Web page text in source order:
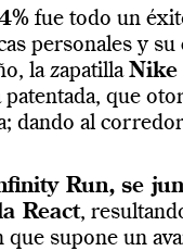
fue todo un
personales y su
la zapatilla Nike
que
dando al
Run, se
React,
supone un